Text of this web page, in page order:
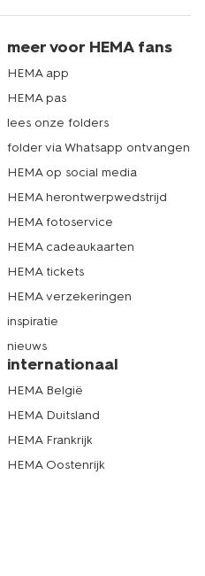
meer voor HEMA fans
HEMA app
HEMA pas
lees onze folders
folder via Whatsapp ontvangen
HEMA op social media
HEMA herontwerpwedstrijd
HEMA fotoservice
HEMA cadeaukaarten
HEMA tickets
HEMA verzekeringen
inspiratie
nieuws
internationaal
HEMA België
HEMA Duitsland
HEMA Frankrijk
HEMA Oostenrijk